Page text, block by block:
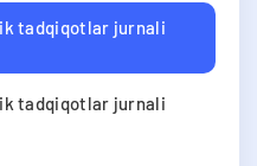
tadqiqotlar jurnali
tadqiqotlar jurnali